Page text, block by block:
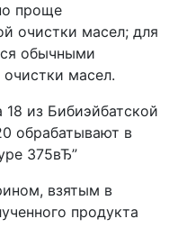
проще
очистки масел; для
обычными
масел.
из Бибиэйбатской
обрабатывают в
375вЂ”
взятым в
продукта